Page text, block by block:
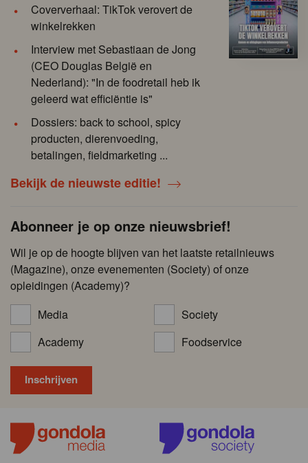
Coververhaal: TikTok verovert de
winkelrekken
Interview met Sebastiaan de Jong
(CEO Douglas België en
Nederland): "In de foodretail heb ik
geleerd wat efficiëntie is"
Dossiers: back to school, spicy
producten, dierenvoeding,
betalingen, fieldmarketing ...
Bekijk de nieuwste editie!
Abonneer je op onze nieuwsbrief!
Wil je op de hoogte blijven van het laatste retailnieuws
(Magazine), onze evenementen (Society) of onze
opleidingen (Academy)?
Media
Society
Academy
Foodservice